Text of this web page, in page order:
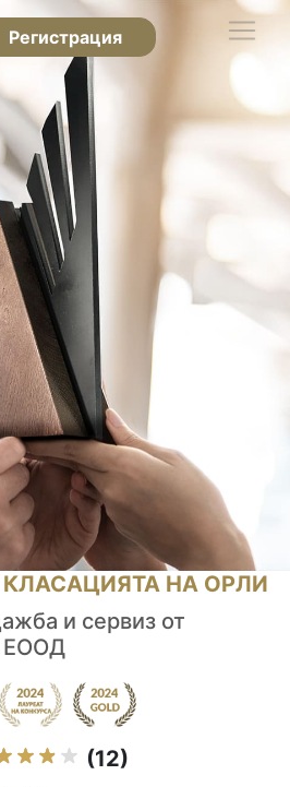
Регистрация
НА ОРЛИ
и сервиз от
ЕООД
(12)